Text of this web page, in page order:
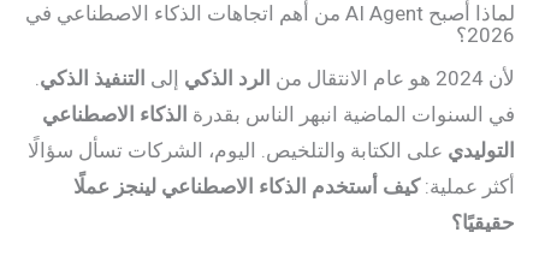
لماذا أصبح AI Agent من أهم اتجاهات الذكاء الاصطناعي في
2026؟
لأن 2024 هو عام الانتقال من
الرد الذكي إلى التنفيذ الذكي.
في السنوات الماضية انبهر الناس بقدرة الذكاء الاصطناعي
التوليدي على الكتابة والتلخيص. اليوم، الشركات تسأل سؤالًا
أكثر عملية:كيف أستخدم الذكاء الاصطناعي لينجز عملًا
حقيقيًا؟